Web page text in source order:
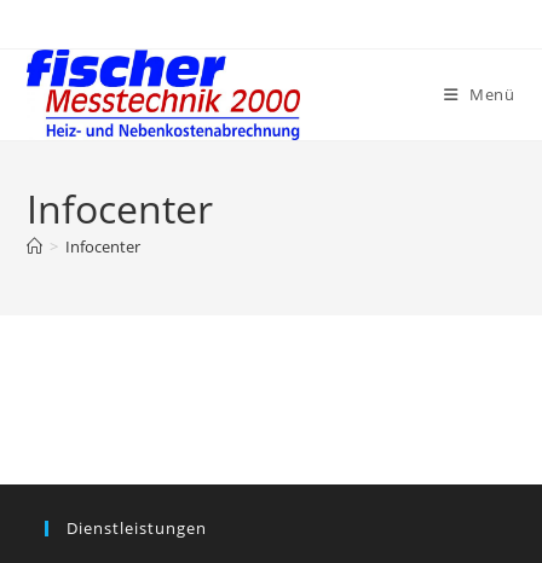
Inhalt
springen
Menü
Infocenter
> Infocenter
Dienstleistungen